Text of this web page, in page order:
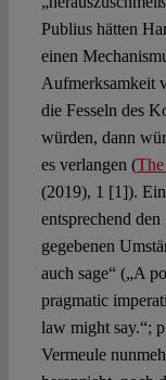
Publius hätten
einen
Aufmerksamkeit
die Fesseln des
würden, dann
es verlangen (
(2019), 1 [1]).
entsprechend
gegebenen
auch sage“ („A
pragmatic
law might say.“;
Vermeule